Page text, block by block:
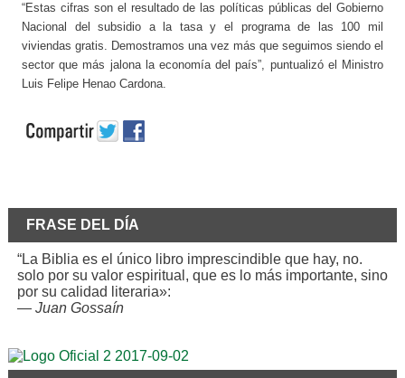
“Estas cifras son el resultado de las políticas públicas del Gobierno
Nacional del subsidio a la tasa y el programa de las 100 mil
viviendas gratis. Demostramos una vez más que seguimos siendo el
sector que más jalona la economía del país”, puntualizó el Ministro
Luis Felipe Henao Cardona.
FRASE DEL DÍA
“La Biblia es el único libro imprescindible que hay, no.
solo por su valor espiritual, que es lo más importante, sino
por su calidad literaria»:
— Juan Gossaín